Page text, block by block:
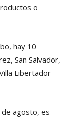
o
hay 10
San Salvador,
Libertador
de agosto, es